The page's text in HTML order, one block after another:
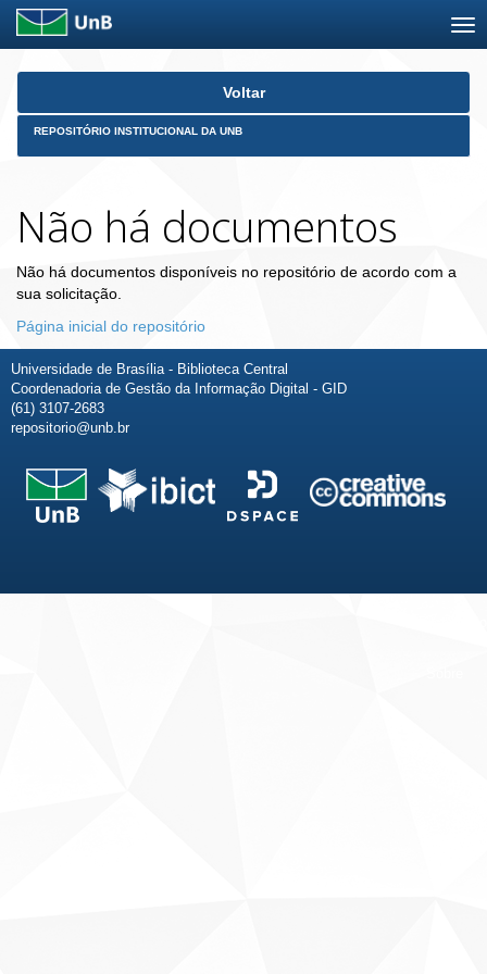
Skip
Voltar
REPOSITÓRIO INSTITUCIONAL DA UNB
Não há documentos
Não há documentos disponíveis no repositório de acordo com a
sua solicitação.
Página inicial do repositório
Universidade de Brasília - Biblioteca Central
Coordenadoria de Gestão da Informação Digital - GID
(61) 3107-2683
repositorio@unb.br